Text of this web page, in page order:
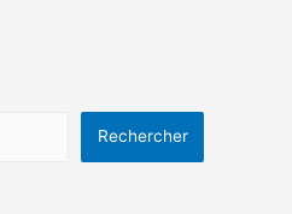
Rechercher